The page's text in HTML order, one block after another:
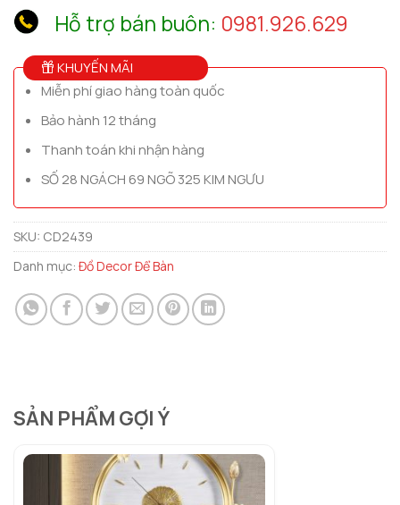
Hỗ trợ bán buôn: 0981.926.629
KHUYẾN MÃI
Miễn phí giao hàng toàn quốc
Bảo hành 12 tháng
Thanh toán khi nhận hàng
SỐ 28 NGÁCH 69 NGÕ 325 KIM NGƯU
SKU: CD2439
Danh mục: Đồ Decor Để Bàn
SẢN PHẨM GỢI Ý